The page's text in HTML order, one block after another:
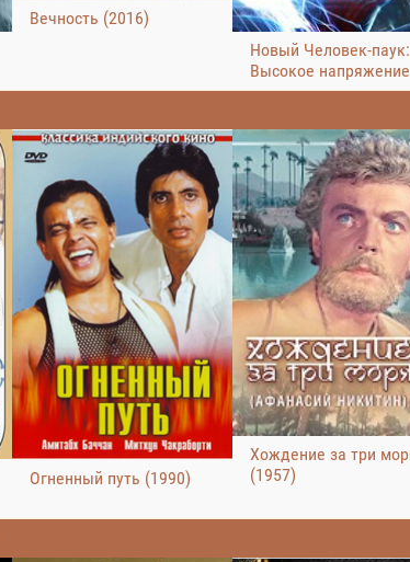
Вечность (2016)
Новый Человек-паук:
Высокое напряжение
Огненный путь (1990)
Хождение за три
(1957)